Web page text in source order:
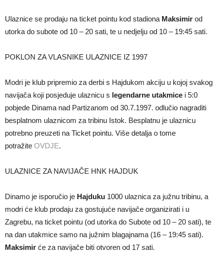
Ulaznice se prodaju na ticket pointu kod stadiona Maksimir od
utorka do subote od 10 – 20 sati, te u nedjelju od 10 – 19:45 sati.
POKLON ZA VLASNIKE ULAZNICE IZ 1997
Modri je klub pripremio za derbi s Hajdukom akciju u kojoj svakog
navijača koji posjeduje ulaznicu s legendarne utakmice i 5:0
pobjede Dinama nad Partizanom od 30.7.1997. odlučio nagraditi
besplatnom ulaznicom za tribinu Istok. Besplatnu je ulaznicu
potrebno preuzeti na Ticket pointu. Više detalja o tome
potražite OVDJE.
ULAZNICE ZA NAVIJAČE HNK HAJDUK
Dinamo je isporučio je Hajduku 1000 ulaznica za južnu tribinu, a
modri će klub prodaju za gostujuće navijače organizirati i u
Zagrebu, na ticket pointu (od utorka do Subote od 10 – 20 sati), te
na dan utakmice samo na južnim blagajnama (16 – 19:45 sati).
Maksimir će za navijače biti otvoren od 17 sati.